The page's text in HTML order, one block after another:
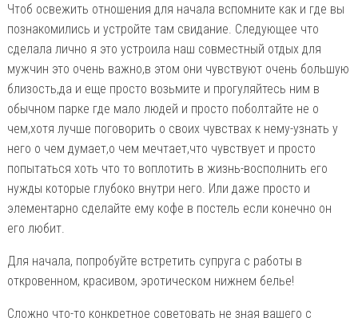
Чтоб освежить отношения для начала вспомните как и где вы
познакомились и устройте там свидание. Следующее что
сделала лично я это устроила наш совместный отдых для
мужчин это очень важно,в этом они чувствуют очень большую
близость,да и еще просто возьмите и прогуляйтесь ним в
обычном парке где мало людей и просто поболтайте не о
чем,хотя лучше поговорить о своих чувствах к нему-узнать у
него о чем думает,о чем мечтает,что чувствует и просто
попытаться хоть что то воплотить в жизнь-восполнить его
нужды которые глубоко внутри него. Или даже просто и
элементарно сделайте ему кофе в постель если конечно он
его любит.
Для начала, попробуйте встретить супруга с работы в
откровенном, красивом, эротическом нижнем белье!
Сложно что-то конкретное советовать не зная вашего с